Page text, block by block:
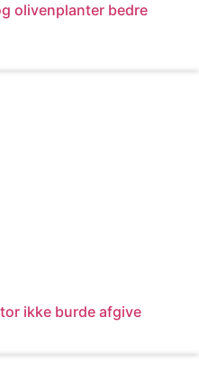
olivenplanter bedre
ikke burde afgive